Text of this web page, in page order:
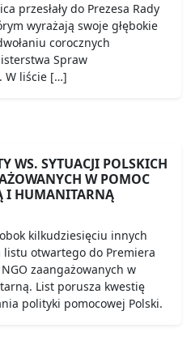
przesłały do Prezesa Rady
wyrażają swoje głębokie
corocznych
Spraw
W liście […]
WS. SYTUACJI POLSKICH
W POMOC
I HUMANITARNĄ
kilkudziesięciu innych
otwartego do Premiera
zaangażowanych w
List porusza kwestię
polityki pomocowej Polski.